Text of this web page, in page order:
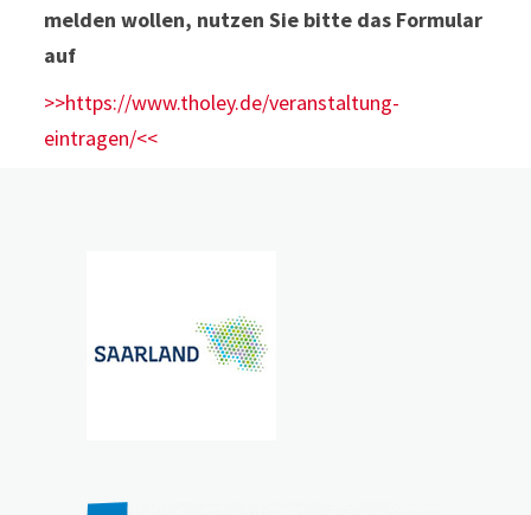
melden wollen, nutzen Sie bitte das Formular
auf
>>https://www.tholey.de/veranstaltung-
eintragen/<<